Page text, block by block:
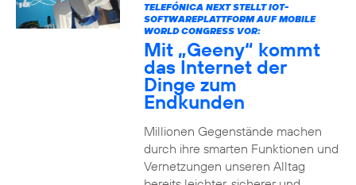
TELEFÓNICA NEXT STELLT IOT-
SOFTWAREPLATTFORM AUF MOBILE
WORLD CONGRESS VOR:
Mit „Geeny“ kommt
das Internet der
Dinge zum
Endkunden
Millionen Gegenstände machen
durch ihre smarten Funktionen und
Vernetzungen unseren Alltag